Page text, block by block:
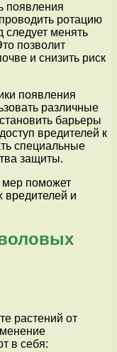
появления
ротацию
следует менять
позволит
и снизить риск
появления
различные
барьеры
вредителей к
специальные
защиты.
мер поможет
вредителей и
растений от
в себя: